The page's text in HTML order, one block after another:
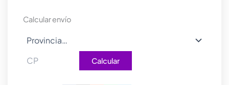
Calcular envío
Calcular